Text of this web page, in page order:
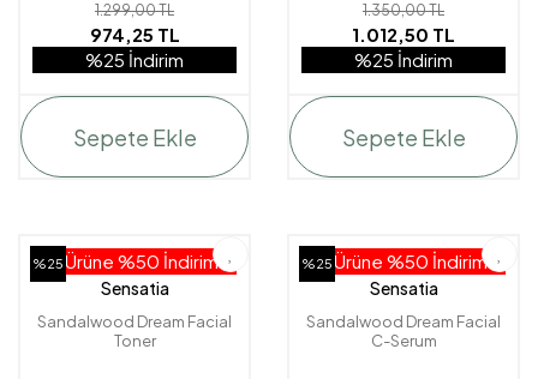
1.299,00 TL
974,25 TL
%25 İndirim
Sepete Ekle
1.350,00 TL
1.012,50 TL
%25 İndirim
Sepete Ekle
%25
2. Ürüne %50 İndirim!
Sensatia
Sandalwood Dream Facial
Toner
%25
2. Ürüne %50 İndirim!
Sensatia
Sandalwood Dream Facial
C-Serum